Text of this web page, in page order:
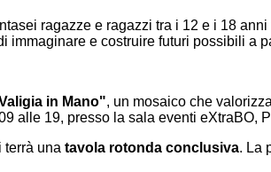
ragazze e ragazzi tra i 12 e i 18
e costruire futuri possibili a
in Mano", un mosaico che
alle 19, presso la sala eventi eXtraBO,
terrà una tavola rotonda conclusiva. La